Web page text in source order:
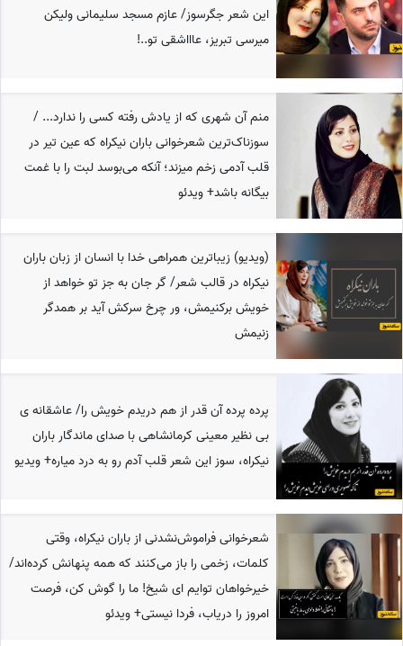
این شعر جگرسوز/ عازم مسجد سلیمانی ولیکن
میرسی تبریز، عاااشقی تو..!
منم آن شهری که از یادش رفته کسی را ندارد... /
سوزناک‌ترین شعرخوانی باران نیکراه که عین تیر در
قلب آدمی زخم میزند؛ آنکه می‌بوسد لبت‌ را با غمت
بیگانه باشد+ ویدئو
(ویدیو) زیباترین همراهی خدا با انسان از زبان باران
نیکراه در قالب شعر/ گر جان به جز تو خواهد از
خویش برکنیمش، ور چرخ سرکش آید بر همدگر
زنیمش
پرده‌ پرده آن قدر از هم دریدم خویش را/ عاشقانه ی
بی نظیر معینی کرمانشاهی با صدای ماندگار باران
نیکراه، سوز این شعر قلب آدم رو به درد میاره+ ویدیو
شعرخوانی فراموش‌نشدنی از باران نیکراه، وقتی
کلمات، زخمی را باز می‌کنند که همه پنهانش کرده‌اند/
خیرخواهان توایم ای شیخ! ما را گوش کن، فرصت
امروز را دریاب، فردا نیستی+ ویدئو